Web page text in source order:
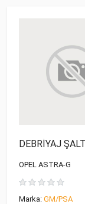
DEBRİYAJ
OPEL ASTRA-G
Marka: GM/PSA